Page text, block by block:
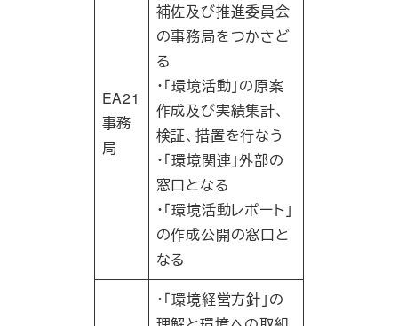
EA21
事務
局
補佐及び推進委員会
の事務局をつかさど
る
・｢環境活動｣の原案
作成及び実績集計、
検証、措置を行なう
・｢環境関連｣外部の
窓口となる
・｢環境活動レポート｣
の作成公開の窓口と
なる
・｢環境経営方針｣の